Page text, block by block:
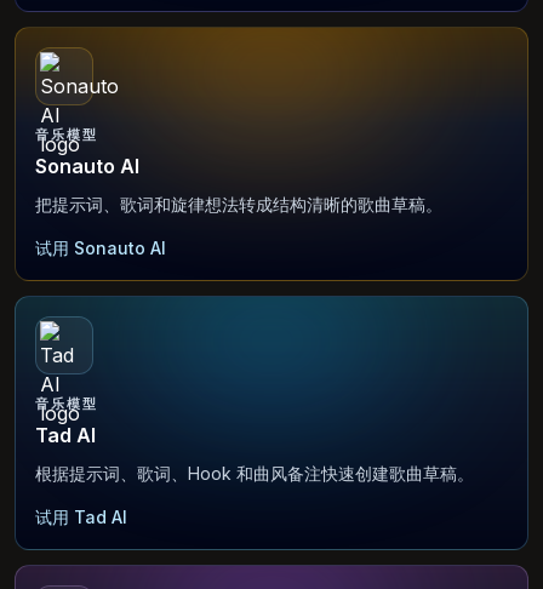
音乐模型
Sonauto AI
把提示词、歌词和旋律想法转成结构清晰的歌曲草稿。
试用 Sonauto AI
音乐模型
Tad AI
根据提示词、歌词、Hook 和曲风备注快速创建歌曲草稿。
试用 Tad AI